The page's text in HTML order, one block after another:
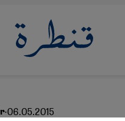
·06.05.2015